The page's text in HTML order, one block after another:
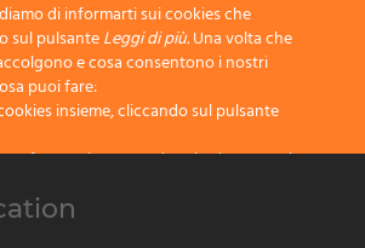
schiuma, i pennelli in tasso
rappresentano, senza ogni dubbio, il
la rasatura tradizionale.
leggermente da quelle indicate.
di informarti sui cookies che
sul pulsanteLeggi di più.Una volta che
e cosa consentono i nostri
puoi fare:
insieme, cliccando sul pulsante
preferenze impostando selettivamente i
cliccando sul pulsante